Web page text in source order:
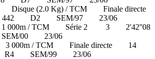
Disque (2.0 Kg) / TCM Finale directe
D2 SEM/97 23/06
1 000m / TCM Série 2 3 2'42''08
00 23/06
3 000m / TCM Finale directe 14
SEM/99 23/06